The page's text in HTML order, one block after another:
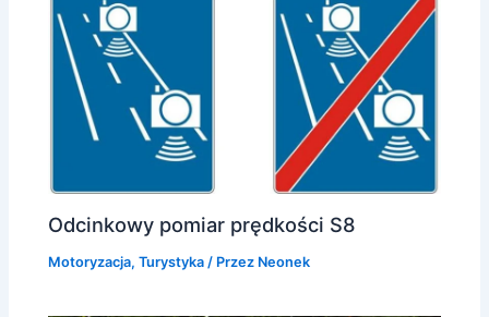
Odcinkowy pomiar prędkości S8
Motoryzacja,Turystyka / Przez Neonek